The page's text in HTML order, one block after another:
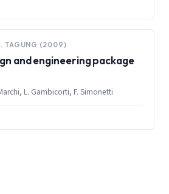
TAGUNG (2009)
and engineering package
L. Gambicorti, F. Simonetti